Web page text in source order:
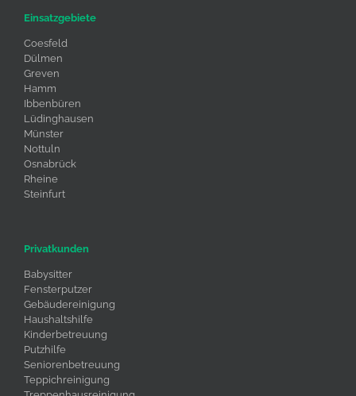
Einsatzgebiete
Coesfeld
Dülmen
Greven
Hamm
Ibbenbüren
Lüdinghausen
Münster
Nottuln
Osnabrück
Rheine
Steinfurt
Privatkunden
Babysitter
Fensterputzer
Gebäudereinigung
Haushaltshilfe
Kinderbetreuung
Putzhilfe
Seniorenbetreuung
Teppichreinigung